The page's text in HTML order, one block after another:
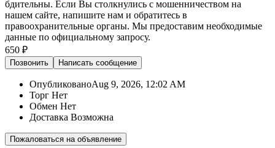
бдительны. Если Вы столкнулись с мошенничеством на
нашем сайте, напишите нам и обратитесь в
правоохранительные органы. Мы предоставим необходимые
данные по официальному запросу.
650 ₽
Позвонить Написать сообщение
ОпубликованоAug 9, 2026, 12:02 AM
Торг Нет
Обмен Нет
Доставка Возможна
Пожаловаться на объявление